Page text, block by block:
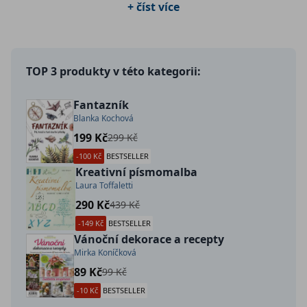
+ číst více
TOP 3 produkty v této kategorii:
Fantazník
Blanka Kochová
199 Kč299 Kč
-100 Kč BESTSELLER
Kreativní písmomalba
Laura Toffaletti
290 Kč439 Kč
-149 Kč BESTSELLER
Vánoční dekorace a recepty
Mirka Koníčková
89 Kč99 Kč
-10 Kč BESTSELLER